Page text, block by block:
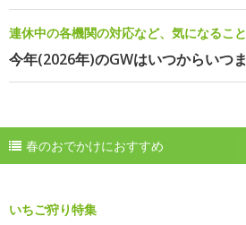
連休中の各機関の対応など、気になるこ
今年(2026年)のGWはいつからいつ
春のおでかけにおすすめ
いちご狩り特集